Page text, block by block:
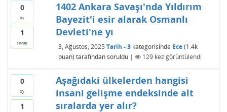
0
oy
1
cevap
1402 Ankara Savaşı'nda Yıldırım
Bayezit'i esir alarak Osmanlı
Devleti'ne yı
3, Ağustos, 2025 Tarih - 3kategorisinde Ece (1.4k
puan) tarafından soruldu | 129kez görüntülendi
0
oy
1
Aşağıdaki ülkelerden hangisi
insani gelişme endeksinde alt
sıralarda yer alır?